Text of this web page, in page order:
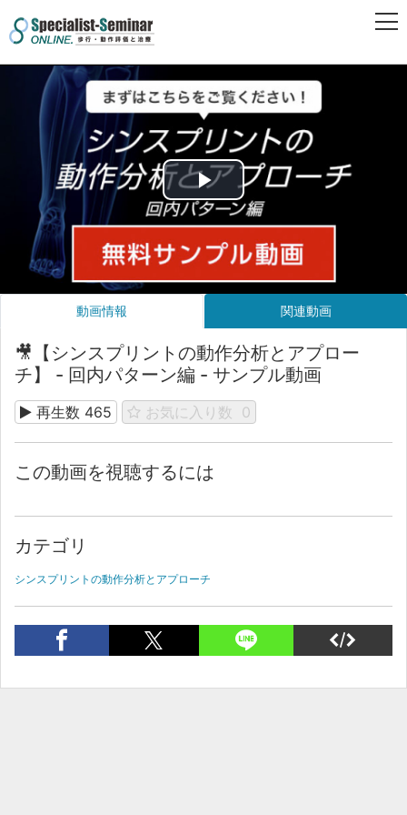
Play
Video
動画情報 関連動画
🎥【シンスプリントの動作分析とアプロー
チ】 - 回内パターン編 - サンプル動画
再生数 465 お気に入り数 0
この動画を視聴するには
カテゴリ
シンスプリントの動作分析とアプローチ